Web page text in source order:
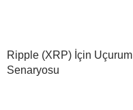
Ripple (XRP) İçin Uçurum
Senaryosu